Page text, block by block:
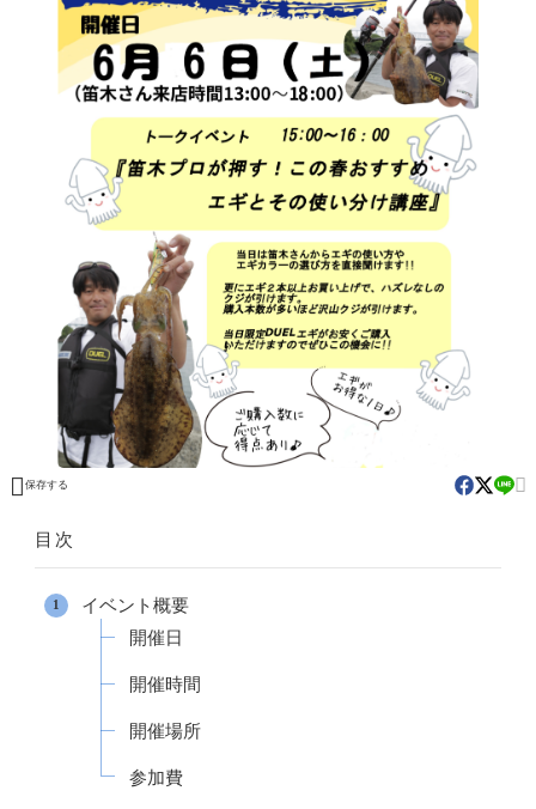
 保存する 
目次
イベント概要
開催日
開催時間
開催場所
参加費